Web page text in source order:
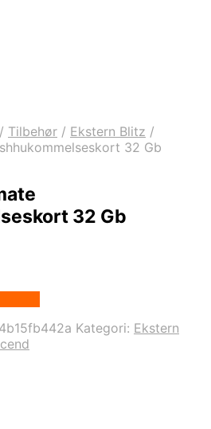
/ Tilbehør / Ekstern Blitz /
32 Gb
32 Gb
Kategori: Ekstern